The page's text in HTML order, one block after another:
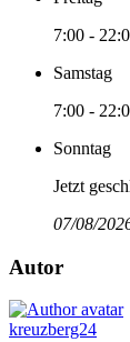
7:00 -
Samstag
7:00 -
Sonntag
Jetzt
07/08/
Autor
kreuzberg24